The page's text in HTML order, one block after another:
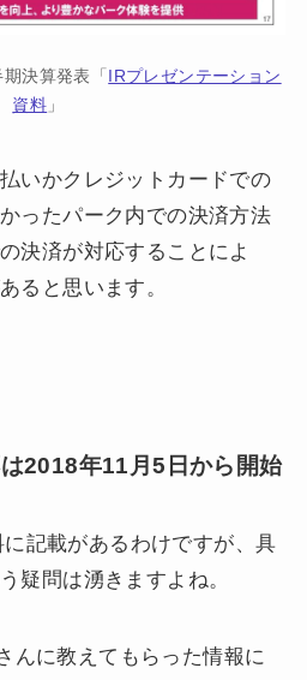
決算発表「
IRプレゼンテーション
資料 」
いかクレジットカードでの
ったパーク内での決済方法
決済が対応することによ
ると思います。
2018年11月5日から開始
記載があるわけですが、具
疑問は湧きますよね。
んに教えてもらった情報に